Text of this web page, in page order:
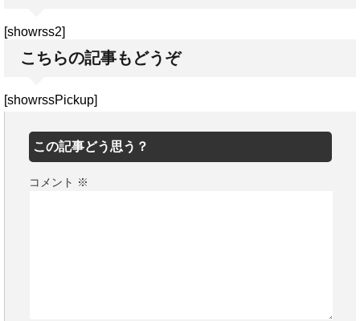
[showrss2]
こちらの記事もどうぞ
[showrssPickup]
この記事どう思う？
コメント ※